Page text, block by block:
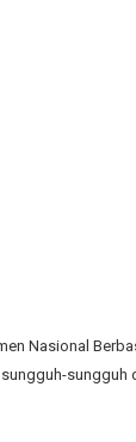
Nasional
sungguh